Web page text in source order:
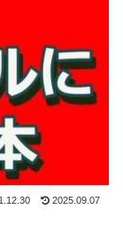
2025.09.07